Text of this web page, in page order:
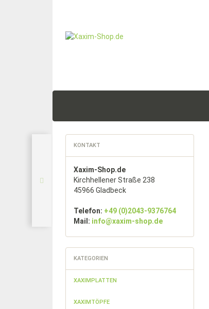
KONTAKT
Xaxim-Shop.de
Kirchhellener Straße 238
45966 Gladbeck
Telefon: +49 (0)2043-9376764
Mail: info@xaxim-shop.de
KATEGORIEN
XAXIMPLATTEN
XAXIMTÖPFE